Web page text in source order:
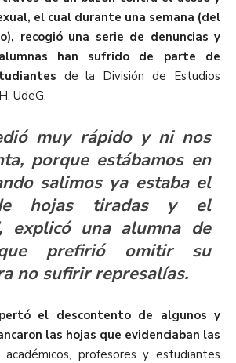
el cual durante una semana (del
recogió una serie de denuncias y
han sufrido de parte de
de la División de Estudios
UdeG.
muy rápido y ni nos
porque estábamos en
salimos ya estaba el
hojas tiradas y el
explicó una alumna de
prefirió omitir su
no sufirir represalías.
el descontento de algunos y
las hojas que evidenciaban las
académicos, profesores y estudiantes